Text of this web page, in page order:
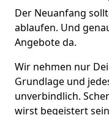
Der Neuanfang
ablaufen. Und
Angebote da.
Wir nehmen nur
Grundlage und
unverbindlich.
wirst begeistert